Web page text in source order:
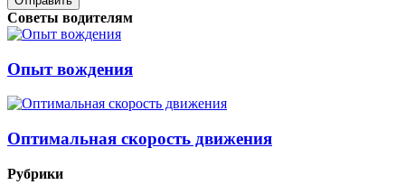
Советы водителям
Опыт вождения
Оптимальная скорость движения
Рубрики